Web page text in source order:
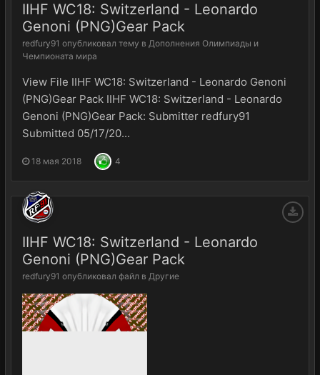
IIHF WC18: Switzerland - Leonardo
Genoni (PNG)Gear Pack
redfury91 опубликовал тему в Дополнения Олимпиады и
Чемпионата мира
View File IIHF WC18: Switzerland - Leonardo Genoni
(PNG)Gear Pack IIHF WC18: Switzerland - Leonardo
Genoni (PNG)Gear Pack: Submitter redfury91
Submitted 05/17/20...
18 мая 2018 4
IIHF WC18: Switzerland - Leonardo
Genoni (PNG)Gear Pack
redfury91 опубликовал файл в Другие